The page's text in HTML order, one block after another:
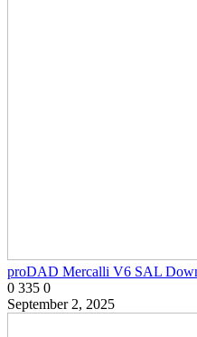
proDAD Mercalli V6 SAL
0 335 0
September 2, 2025